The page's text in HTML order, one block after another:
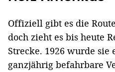
Offiziell gibt es die
doch zieht es bis heute
Strecke. 1926 wurde sie
ganzjährig befahrbare